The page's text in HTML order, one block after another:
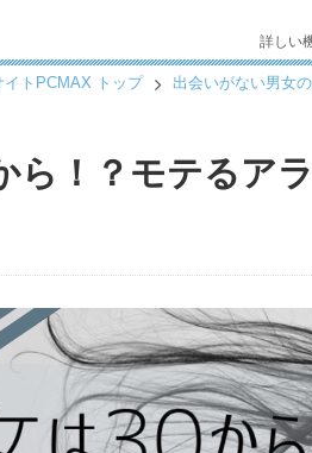
詳しい
イトPCMAX トップ 出会いがない男女
ら！？モテるア